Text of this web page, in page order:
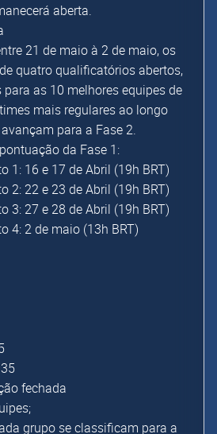
aberta.
21 de maio à 2 de maio, os
quatro qualificatórios abertos,
as 10 melhores equipes de
mais regulares ao longo
para a Fase 2.
da Fase 1:
1: 16 e 17 de Abril (19h BRT)
2: 22 e 23 de Abril (19h BRT)
3: 27 e 28 de Abril (19h BRT)
4: 2 de maio (13h BRT)
fechada
grupo se classificam para a